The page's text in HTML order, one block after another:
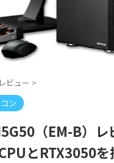
ビュー >
ン
（EM-B）レ
とRTX3050を